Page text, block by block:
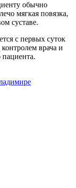
обычно
мягкая повязка,
суставе.
с первых суток
врача и
пациента.